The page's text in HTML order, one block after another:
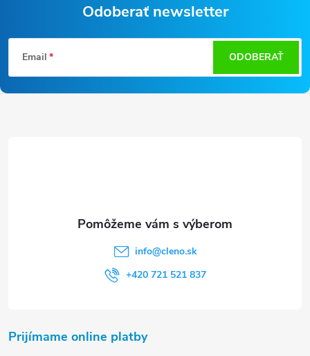
Z
á
p
Odoberať newsletter
Email ODOBERAŤ
info@cleno.sk
+420 721 521 837
Prijímame online platby